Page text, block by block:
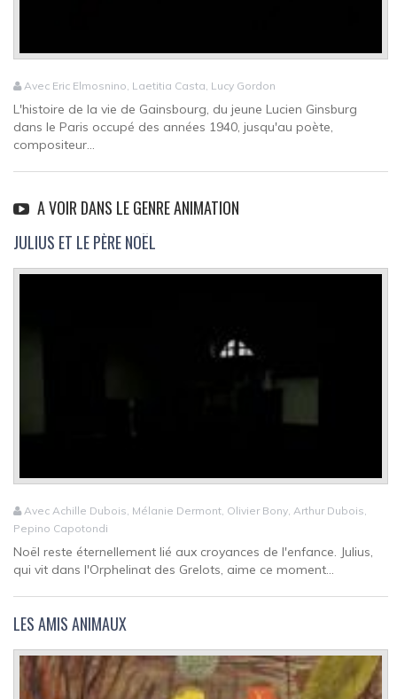
Avec Eric Elmosnino, Laetitia Casta, Lucy Gordon
L'histoire de la vie de Gainsbourg, du jeune Lucien Ginsburg
dans le Paris occupé des années 1940, jusqu'au poète,
compositeur...
A VOIR DANS LE GENRE ANIMATION
JULIUS ET LE PÈRE NOËL
Avec Achille Dubois, Mélanie Dermont, Olivier Bony, Arthur Dubois,
Pepino Capotondi
Noël reste éternellement lié aux croyances de l'enfance. Julius,
qui vit dans l'Orphelinat des Grelots, aime ce moment...
LES AMIS ANIMAUX